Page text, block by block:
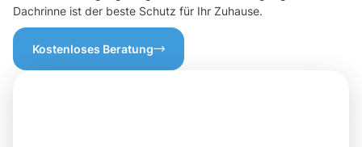
Dachrinne ist der beste Schutz für Ihr Zuhause.
Kostenloses Beratung